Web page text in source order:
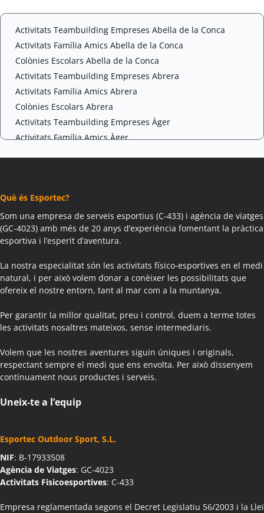
*
H
Activitats Teambuilding Empreses Abella de la Conca
Activitats Família Amics Abella de la Conca
Colònies Escolars Abella de la Conca
Activitats Teambuilding Empreses Abrera
Activitats Família Amics Abrera
Colònies Escolars Abrera
Activitats Teambuilding Empreses Àger
Activitats Família Amics Àger
Colònies Escolars Agramunt
Activitats Teambuilding Empreses Aguilar de Segarra
Activitats Família Amics Aguilar de Segarra
Colònies Escolars Aguilar de Segarra
Activitats Teambuilding Empreses Agullana
Activitats Família Amics Agullana
Colònies Escolars Agullana
Activitats Família Amics Aiguafreda
Activitats Teambuilding Empreses Aiguamúrcia
Activitats Família Amics Aiguamúrcia
Colònies Escolars Aiguamúrcia
Activitats Teambuilding Empreses Aiguaviva
Activitats Teambuilding Empreses Aín
Activitats Família Amics Aín
Colònies Escolars Aín
Activitats Teambuilding Empreses Aitona
Activitats Família Amics Aitona
Què és Esportec?
Som una empresa de serveis esportius (C-433) i agència de viatges
(GC-4023) amb més de 20 anys d’experiència fomentant la pràctica
esportiva i l’esperit d’aventura.
La nostra especialitat són les activitats físico-esportives en el medi
natural, i per això volem donar a conèixer les possibilitats que
ofereix el nostre entorn, tant al mar com a la muntanya.
Per garantir la millor qualitat, preu i control, duem a terme totes
les activitats nosaltres mateixos, sense intermediaris.
Volem que les nostres aventures siguin úniques i originals,
respectant sempre el medi que ens envolta. Per això dissenyem
contínuament nous productes i serveis.
Uneix-te a l’equip
Esportec Outdoor Sport, S.L.
NIF: B-17933508
Agència de Viatges: GC-4023
Activitats Fisicoesportives: C-433
Empresa reglamentada segons el Decret Legislatiu 56/2003 i la Llei